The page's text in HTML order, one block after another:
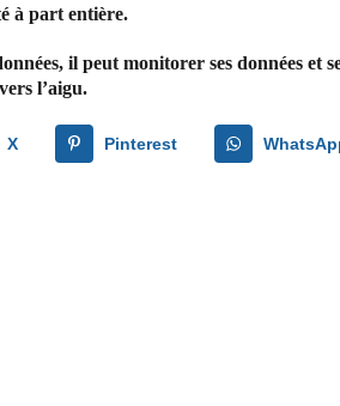
à part entière.
il peut monitorer ses données
l’aigu.
X Pinterest